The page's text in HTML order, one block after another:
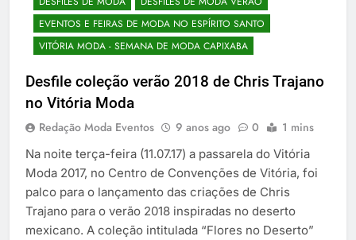
EVENTOS E FEIRAS DE MODA NO ESPÍRITO SANTO
VITÓRIA MODA - SEMANA DE MODA CAPIXABA
Desfile coleção verão 2018 de Chris Trajano
no Vitória Moda
Redação Moda Eventos 9 anos ago 0 1 mins
Na noite terça-feira (11.07.17) a passarela do Vitória
Moda 2017, no Centro de Convenções de Vitória, foi
palco para o lançamento das criações de Chris
Trajano para o verão 2018 inspiradas no deserto
mexicano. A coleção intitulada “Flores no Deserto”